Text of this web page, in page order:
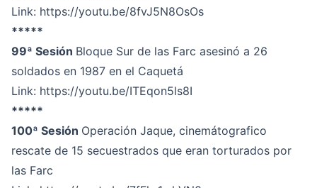
Link: https://youtu.be/8fvJ5N8OsOs
*****
99ª Sesión Bloque Sur de las Farc asesinó a 26
soldados en 1987 en el Caquetá
Link: https://youtu.be/ITEqon5ls8I
*****
100ª Sesión Operación Jaque, cinemátografico
rescate de 15 secuestrados que eran torturados por
las Farc